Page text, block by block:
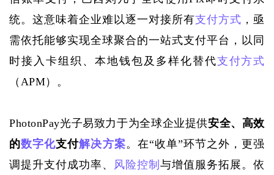
统。这意味着企业难以逐一对接所有支付方式 ，亟
需依托能够实现全球聚合的一站式支付平台，以同
时接入卡组织、本地钱包及多样化替代支付方式
（APM）。
PhotonPay光子易致力于为全球企业提供安全、高效
的数字化支付解决方案。在“收单”环节之外，更强
调提升支付成功率、 风险控制与增值服务拓展。依